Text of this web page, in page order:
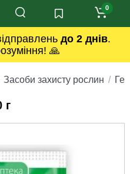
до 2 днів.
🙏
0
Засоби захисту рослин
г